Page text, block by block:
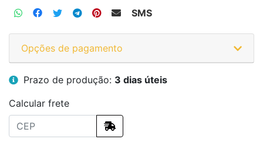
SMS
Opções de pagamento
Prazo de produção: 3 dias úteis
Calcular frete